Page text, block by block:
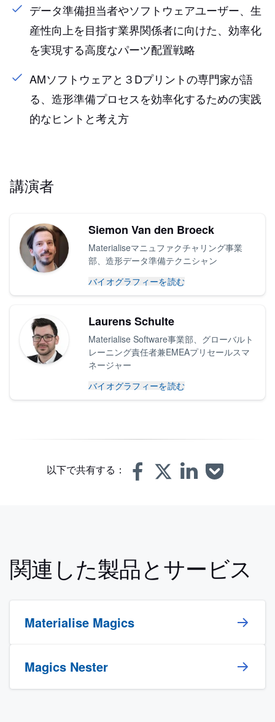
データ準備担当者やソフトウェアユーザー、生
産性向上を目指す業界関係者に向けた、効率化
を実現する高度なパーツ配置戦略
AMソフトウェアと３Dプリントの専門家が語
る、造形準備プロセスを効率化するための実践
的なヒントと考え方
講演者
Siemon Van den Broeck
Materialiseマニュファクチャリング事業
部、造形データ準備テクニシャン
バイオグラフィーを読む
Laurens Schulte
Materialise Software事業部、グローバルト
レーニング責任者兼EMEAプリセールスマ
ネージャー
バイオグラフィーを読む
以下で共有する：
関連した製品とサービス
Materialise Magics
Magics Nester